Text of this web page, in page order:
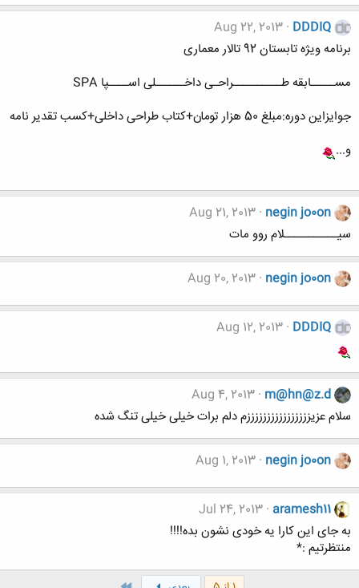
DDDIQ
Aug 22, 2013
برنامه ویژه تابستان 92 تالار معماری
مســـــابقه طــــــــــراحـی داخــــــلی اســــپا SPA
جوایزاین دوره:مبلغ 50 هزار تومان+کتاب طراحی داخلی+کسب تقدیر نامه
و...
negin jo0on
Aug 21, 2013
سیـــــــــــلام روو مات
negin jo0on
Aug 20, 2013
DDDIQ
Aug 12, 2013
m@hn@z.d
Aug 4, 2013
سلام عزیززززززززززززززززم دلم برات خیلی خیلی تنگ شده
negin jo0on
Aug 1, 2013
aramesh11
Jul 24, 2013
به جای این کارا یه خودی نشون بده!!!!
منتظرتیم :*